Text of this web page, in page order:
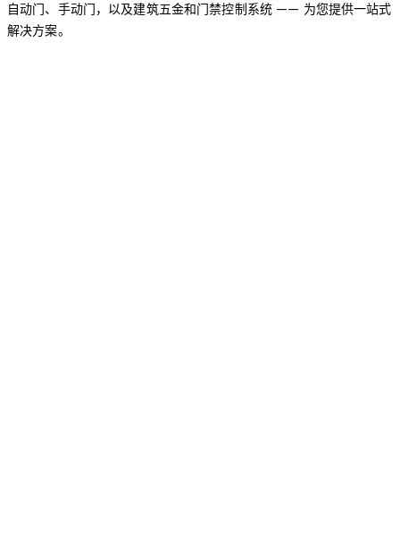
自动门、手动门，以及建筑五金和门禁控制系统 —— 为您提供一站式
解决方案。